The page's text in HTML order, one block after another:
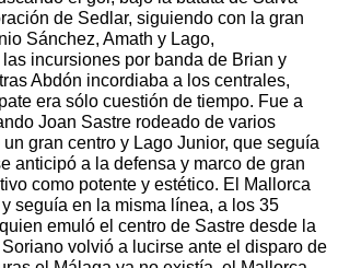
de Sedlar, siguiendo con la gran
Sánchez, Amath y Lago,
incursiones por banda de Brian y
Abdón incordiaba a los centrales,
era sólo cuestión de tiempo. Fue a
Joan Sastre rodeado de varios
gran centro y Lago Junior, que seguía
anticipó a la defensa y marco de gran
como potente y estético. El Mallorca
seguía en la misma línea, a los 35
emuló el centro de Sastre desde la
volvió a lucirse ante el disparo de